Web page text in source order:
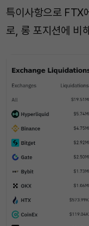
특이사항으로 FTX
로, 롱 포지션에 비